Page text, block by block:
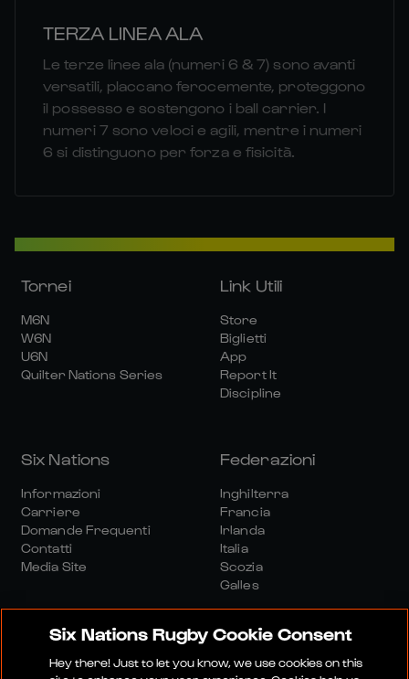
TERZA LINEA ALA
Le terze linee ala (numeri 6 & 7) sono avanti
versatili, placcano ferocemente, proteggono
il possesso e sostengono i ball carrier. I
numeri 7 sono veloci e agili, mentre i numeri
6 si distinguono per forza e fisicità.
Tornei
M6N
W6N
U6N
Quilter Nations Series
Link Utili
Store
Biglietti
App
Report It
Discipline
Six Nations
Informazioni
Carriere
Domande Frequenti
Contatti
Media Site
Federazioni
Inghilterra
Francia
Irlanda
Italia
Scozia
Galles
Six Nations Rugby Cookie Consent
Hey there! Just to let you know, we use cookies on this